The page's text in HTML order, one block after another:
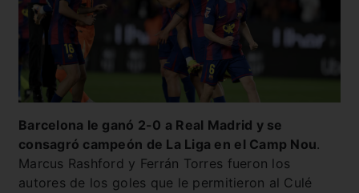
Barcelona le ganó 2-0 a Real Madrid y se
consagró campeón de La Liga en el Camp Nou.
Marcus Rashford y Ferrán Torres fueron los
autores de los goles que le permitieron al Culé